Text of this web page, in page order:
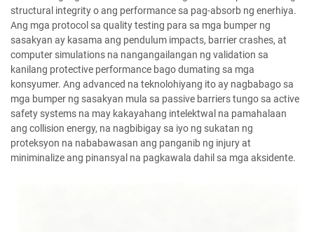
structural integrity o ang performance sa pag-absorb ng enerhiya.
Ang mga protocol sa quality testing para sa mga bumper ng
sasakyan ay kasama ang pendulum impacts, barrier crashes, at
computer simulations na nangangailangan ng validation sa
kanilang protective performance bago dumating sa mga
konsyumer. Ang advanced na teknolohiyang ito ay nagbabago sa
mga bumper ng sasakyan mula sa passive barriers tungo sa active
safety systems na may kakayahang intelektwal na pamahalaan
ang collision energy, na nagbibigay sa iyo ng sukatan ng
proteksyon na nababawasan ang panganib ng injury at
miniminalize ang pinansyal na pagkawala dahil sa mga aksidente.